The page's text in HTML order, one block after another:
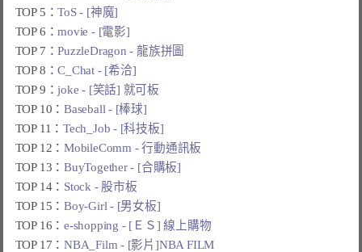
TOP 5：ToS - [神魔]
TOP 6：movie - [電影]
TOP 7：PuzzleDragon - 龍族拼圖
TOP 8：C_Chat - [希洽]
TOP 9：joke - [笑話] 就可板
TOP 10：Baseball - [棒球]
TOP 11：Tech_Job - [科技板]
TOP 12：MobileComm - 行動通訊板
TOP 13：BuyTogether - [合購板]
TOP 14： Stock - 股市板
TOP 15：Boy-Girl - [男女板]
TOP 16：e-shopping - [ＥＳ] 線上購物
TOP 17：NBA_Film - [影片]NBA FILM